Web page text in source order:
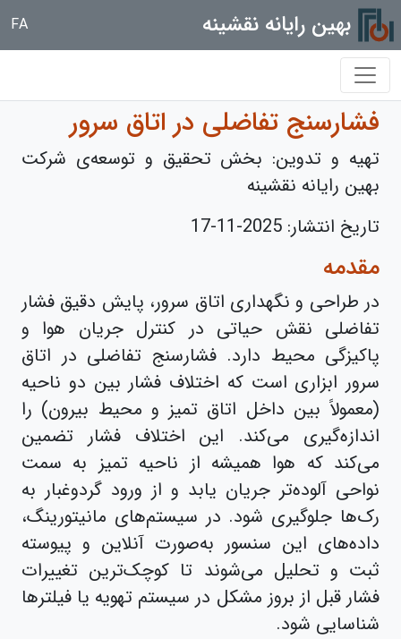
بهین رایانه نقشینه FA
فشارسنج تفاضلی در اتاق سرور
تهیه و تدوین: بخش تحقیق و توسعه‌ی شرکت
بهین رایانه نقشینه
تاریخ انتشار: 2025-11-17
مقدمه‌
در طراحی و نگهداری اتاق سرور، پایش دقیق فشار
تفاضلی نقش حیاتی در کنترل جریان هوا و
پاکیزگی محیط دارد. فشارسنج تفاضلی در اتاق
سرور ابزاری است که اختلاف فشار بین دو ناحیه‌
(معمولاً بین داخل اتاق تمیز و محیط بیرون) را
اندازه‌گیری می‌کند. این اختلاف فشار تضمین
می‌کند که هوا همیشه از ناحیه تمیز به سمت
نواحی آلوده‌تر جریان یابد و از ورود گردوغبار به
رک‌ها جلوگیری شود. در سیستم‌های مانیتورینگ،
داده‌های این سنسور به‌صورت آنلاین و پیوسته
ثبت و تحلیل می‌شوند تا کوچک‌ترین تغییرات
فشار قبل از بروز مشکل در سیستم تهویه یا فیلترها
شناسایی شود.